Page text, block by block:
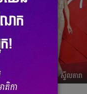
ស្ទីលតារា